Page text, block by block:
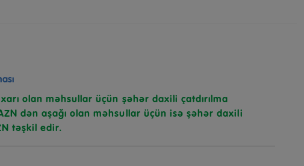
olan məhsullar üçün şəhər daxili çatdırılma
dən aşağı olan məhsullar üçün isə şəhər daxili
təşkil edir.